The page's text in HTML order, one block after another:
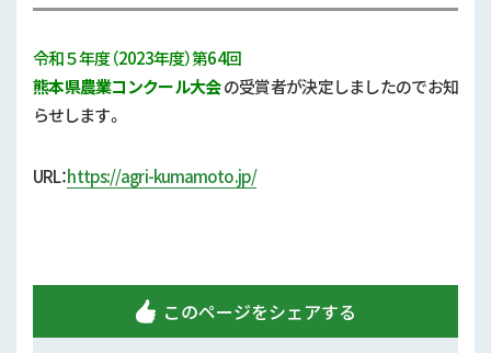
令和５年度（2023年度）第64回
熊本県農業コンクール大会の受賞者が決定しましたのでお知
らせします。
URL：https://agri-kumamoto.jp/
このページをシェアする
技術と方法
現地情報
行政情報
2022年 (170)